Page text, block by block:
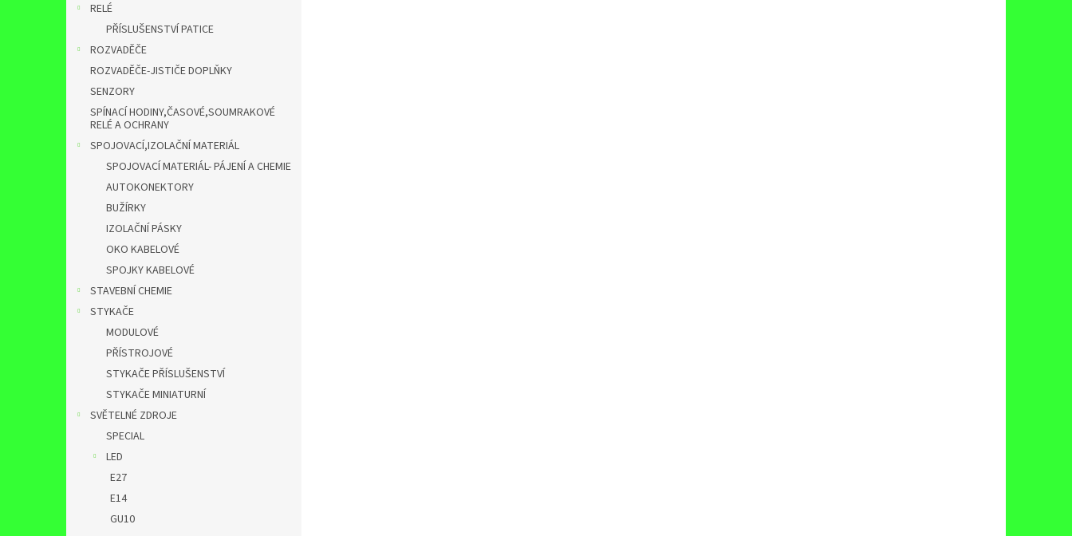
RELÉ
PŘÍSLUŠENSTVÍ PATICE
ROZVADĚČE
ROZVADĚČE-JISTIČE DOPLŇKY
SENZORY
SPÍNACÍ HODINY,ČASOVÉ,SOUMRAKOVÉ
RELÉ A OCHRANY
SPOJOVACÍ,IZOLAČNÍ MATERIÁL
SPOJOVACÍ MATERIÁL- PÁJENÍ A CHEMIE
AUTOKONEKTORY
BUŽÍRKY
IZOLAČNÍ PÁSKY
OKO KABELOVÉ
SPOJKY KABELOVÉ
STAVEBNÍ CHEMIE
STYKAČE
MODULOVÉ
PŘÍSTROJOVÉ
STYKAČE PŘÍSLUŠENSTVÍ
STYKAČE MINIATURNÍ
SVĚTELNÉ ZDROJE
SPECIAL
LED
E27
E14
GU10